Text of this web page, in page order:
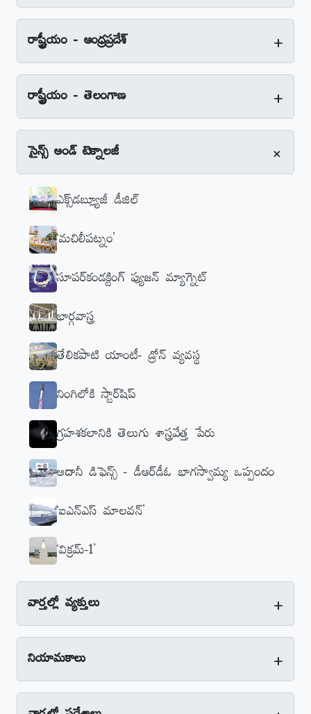
రాష్ట్రీయం - ఆంధ్రప్రదేశ్‌ +
రాష్ట్రీయం - తెలంగాణ +
సైన్స్‌ అండ్‌ టెక్నాలజీ +
ఎక్స్‌డబ్ల్యూజీ డీజిల్‌
‘మచిలీపట్నం’
సూపర్‌కండక్టింగ్‌ ఫ్యుజన్‌ మ్యాగ్నెట్‌
భార్గవాస్త్ర
తేలికపాటి యాంటీ- డ్రోన్‌ వ్యవస్థ
నింగిలోకి స్టార్‌షిప్‌
గ్రహశకలానికి తెలుగు శాస్త్రవేత్త పేరు
అదానీ డిఫెన్స్‌ - డీఆర్‌డీఓ భాగస్వామ్య ఒప్పందం
‘ఐఎన్‌ఎస్‌ మాలవన్‌’
‘విక్రమ్‌-1’
వార్తల్లో వ్యక్తులు +
నియామకాలు +